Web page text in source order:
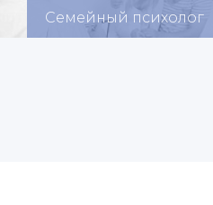
Семейный психолог